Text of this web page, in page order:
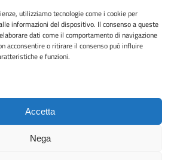
utilizziamo tecnologie come i cookie per
informazioni del dispositivo. Il consenso a queste
dati come il comportamento di navigazione
acconsentire o ritirare il consenso può influire
e funzioni.
Accetta
Nega
generali di vendita
Cookie policy
pagamento accettati: